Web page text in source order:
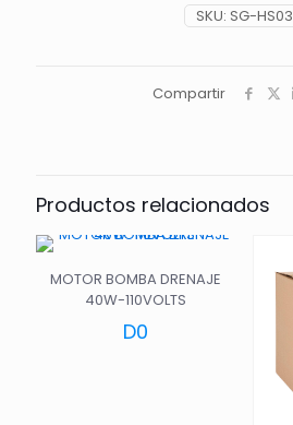
SKU: SG-HS03
Compartir
Productos relacionados
MOTOR BOMBA DRENAJE
40W-110VOLTS
D0